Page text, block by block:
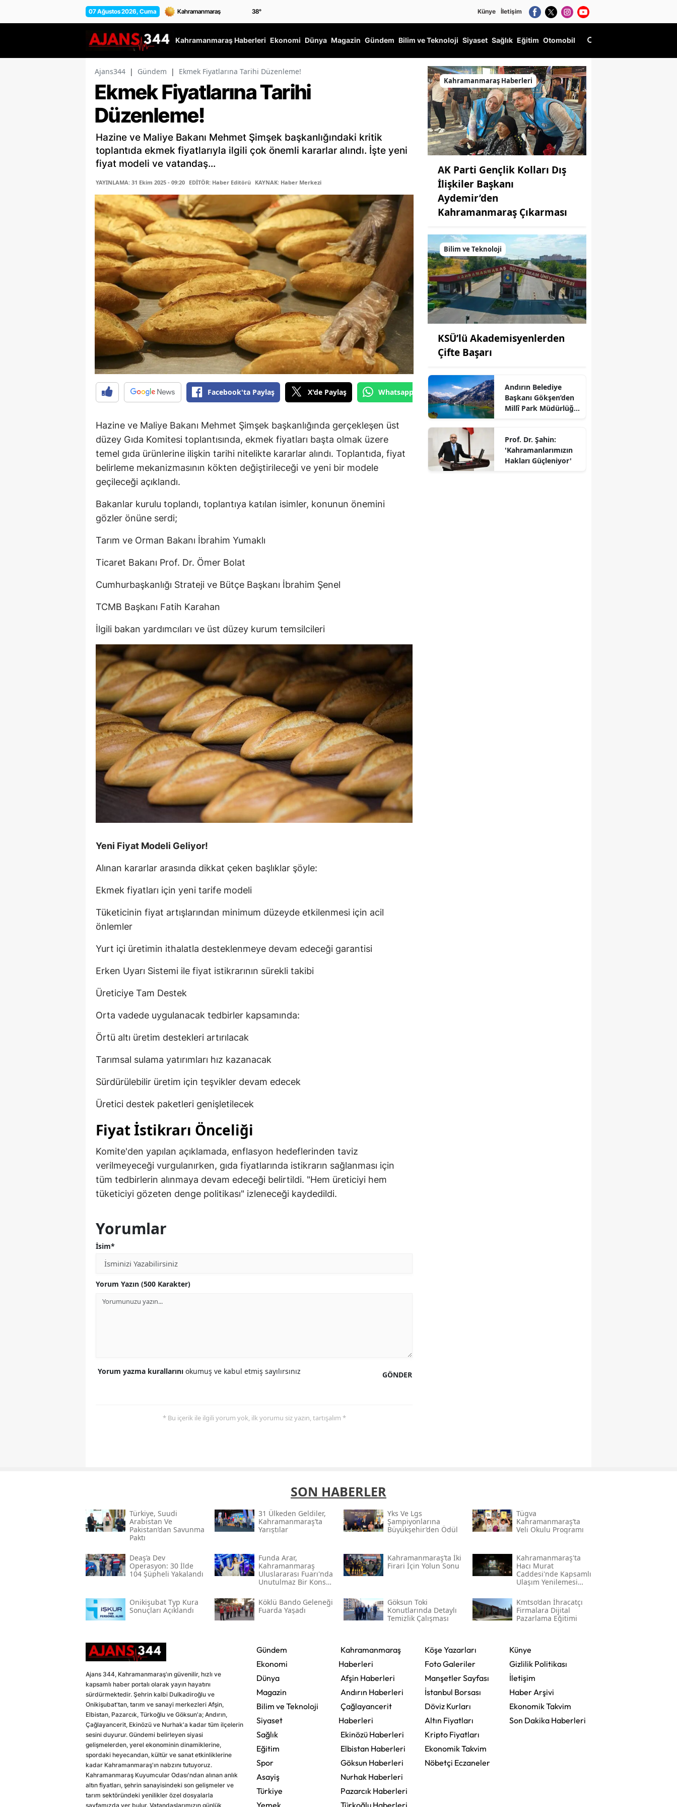
07 Ağustos 2026, Cuma 38° Künye İletişim
Kahramanmaraş Haberleri Ekonomi Dünya Magazin Gündem Bilim ve Teknoloji Siyaset Sağlık Eğitim Otomobil
Ajans344 | Gündem | Ekmek Fiyatlarına Tarihi Düzenleme!
Ekmek Fiyatlarına Tarihi
Düzenleme!
Hazine ve Maliye Bakanı Mehmet Şimşek başkanlığındaki kritik
toplantıda ekmek fiyatlarıyla ilgili çok önemli kararlar alındı. İşte yeni
fiyat modeli ve vatandaş...
YAYINLAMA: 31 Ekim 2025 - 09:20 EDİTÖR: Haber Editörü KAYNAK: Haber Merkezi
Facebook'ta Paylaş X'de Paylaş Whatsapp'tan Gönder
Hazine ve Maliye Bakanı Mehmet Şimşek başkanlığında gerçekleşen üst
düzey Gıda Komitesi toplantısında, ekmek fiyatları başta olmak üzere
temel gıda ürünlerine ilişkin tarihi nitelikte kararlar alındı. Toplantıda, fiyat
belirleme mekanizmasının kökten değiştirileceği ve yeni bir modele
geçileceği açıklandı.
Bakanlar kurulu toplandı, toplantıya katılan isimler, konunun önemini
gözler önüne serdi;
Tarım ve Orman Bakanı İbrahim Yumaklı
Ticaret Bakanı Prof. Dr. Ömer Bolat
Cumhurbaşkanlığı Strateji ve Bütçe Başkanı İbrahim Şenel
TCMB Başkanı Fatih Karahan
İlgili bakan yardımcıları ve üst düzey kurum temsilcileri
Yeni Fiyat Modeli Geliyor!
Alınan kararlar arasında dikkat çeken başlıklar şöyle:
Ekmek fiyatları için yeni tarife modeli
Tüketicinin fiyat artışlarından minimum düzeyde etkilenmesi için acil
önlemler
Yurt içi üretimin ithalatla desteklenmeye devam edeceği garantisi
Erken Uyarı Sistemi ile fiyat istikrarının sürekli takibi
Üreticiye Tam Destek
Orta vadede uygulanacak tedbirler kapsamında:
Örtü altı üretim destekleri artırılacak
Tarımsal sulama yatırımları hız kazanacak
Sürdürülebilir üretim için teşvikler devam edecek
Üretici destek paketleri genişletilecek
Fiyat İstikrarı Önceliği
Komite'den yapılan açıklamada, enflasyon hedeflerinden taviz
verilmeyeceği vurgulanırken, gıda fiyatlarında istikrarın sağlanması için
tüm tedbirlerin alınmaya devam edeceği belirtildi. "Hem üreticiyi hem
tüketiciyi gözeten denge politikası" izleneceği kaydedildi.
Yorumlar
İsim*
Yorum Yazın (500 Karakter)
GÖNDER
Yorum yazma kurallarını okumuş ve kabul etmiş sayılırsınız
* Bu içerik ile ilgili yorum yok, ilk yorumu siz yazın, tartışalım *
Kahramanmaraş Haberleri
AK Parti Gençlik Kolları Dış
İlişkiler Başkanı
Aydemir’den
Kahramanmaraş Çıkarması
Bilim ve Teknoloji
KSÜ’lü Akademisyenlerden
Çifte Başarı
Andırın Belediye
Başkanı Gökşen’den
Millî Park Müdürlüğü
Prof. Dr. Şahin:
'Kahramanlarımızın
Hakları Güçleniyor'
SON HABERLER
Türkiye, Suudi
Arabistan Ve
Pakistan’dan Savunma
Paktı
31 Ülkeden Geldiler,
Kahramanmaraş’ta
Yarıştılar
Yks Ve Lgs
Şampiyonlarına
Büyükşehir’den Ödül
Tügva
Kahramanmaraş’ta
Veli Okulu Programı
Deaş’a Dev
Operasyon: 30 İlde
104 Şüpheli Yakalandı
Funda Arar,
Kahramanmaraş
Uluslararası Fuarı'nda
Unutulmaz Bir Konser
Kahramanmaraş’ta İki
Firari İçin Yolun Sonu
Kahramanmaraş'ta
Hacı Murat
Caddesi'nde Kapsamlı
Ulaşım Yenilemesi
Onikişubat Typ Kura
Sonuçları Açıklandı
Köklü Bando Geleneği
Fuarda Yaşadı
Göksun Toki̇
Konutlarında Detaylı
Temizlik Çalışması
Kmtso’dan İhracatçı
Firmalara Dijital
Pazarlama Eğitimi
Ajans 344, Kahramanmaraş'ın güvenilir, hızlı ve
kapsamlı haber portalı olarak yayın hayatını
sürdürmektedir. Şehrin kalbi Dulkadiroğlu ve
Onikişubat'tan, tarım ve sanayi merkezleri Afşin,
Elbistan, Pazarcık, Türkoğlu ve Göksun'a; Andırın,
Çağlayancerit, Ekinözü ve Nurhak'a kadar tüm ilçelerin
sesini duyurur. Gündemi belirleyen siyasi
gelişmelerden, yerel ekonominin dinamiklerine,
spordaki heyecandan, kültür ve sanat etkinliklerine
kadar Kahramanmaraş'ın nabzını tutuyoruz.
Kahramanmaraş Kuyumcular Odası'ndan alınan anlık
altın fiyatları, şehrin sanayisindeki son gelişmeler ve
tarım sektöründeki yenilikler özel dosyalarla
sayfamızda yer bulur. Vatandaşlarımızın günlük
Gündem
Ekonomi
Dünya
Magazin
Bilim ve Teknoloji
Siyaset
Sağlık
Eğitim
Spor
Asayiş
Türkiye
Kahramanmaraş
Haberleri
Afşin Haberleri
Andırın Haberleri
Çağlayancerit
Haberleri
Ekinözü Haberleri
Elbistan Haberleri
Göksun Haberleri
Nurhak Haberleri
Pazarcık Haberleri
Köşe Yazarları
Foto Galeriler
Manşetler Sayfası
İstanbul Borsası
Döviz Kurları
Altın Fiyatları
Kripto Fiyatları
Ekonomik Takvim
Nöbetçi Eczaneler
Künye
Gizlilik Politikası
İletişim
Haber Arşivi
Ekonomik Takvim
Son Dakika Haberleri